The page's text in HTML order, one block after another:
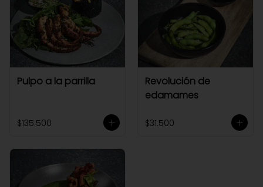
Pulpo a la parrilla
$135.500
Revolución de
edamames
$31.500